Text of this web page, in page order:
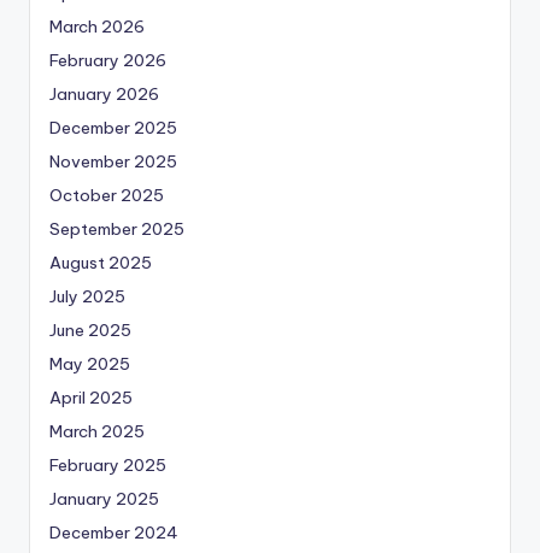
March 2026
February 2026
January 2026
December 2025
November 2025
October 2025
September 2025
August 2025
July 2025
June 2025
May 2025
April 2025
March 2025
February 2025
January 2025
December 2024